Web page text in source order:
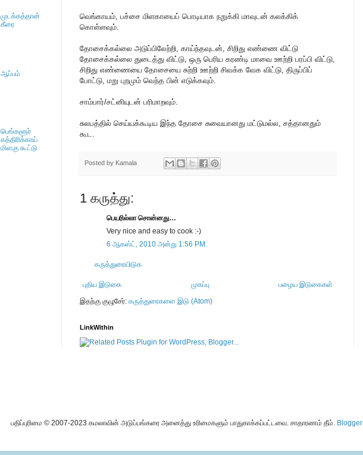
வெங்காயம், பச்சை மிளகாயைப் பொடியாக நறுக்கி மாவுடன் கலக்கிக்
கொள்ளவும்.
தோசைக்கல்லை அடுப்பிலேற்றி, காய்ந்தவுடன், சிறிது எண்ணை விட்டு
தோசைக்கல்லை துடைத்து விட்டு, ஒரு பெரிய கரண்டி மாவை ஊற்றி பரப்பி விட்டு,
சிறிது எண்ணையை தோசையை சுற்றி ஊற்றி சிவக்க வேக விட்டு, திருப்பிப்
போட்டு, மறு புறமும் வெந்த பின் எடுக்கவும்.
சாம்பார்/சட்னியுடன் பரிமாறவும்.
சுலபத்தில் செய்யக்கூடிய இந்த தோசை சுவையானது மட்டுமல்ல, சத்தானதும்
கூட.
Posted by Kamala
1 கருத்து:
பெயரில்லா சொன்னது…
Very nice and easy to cook :-)
6 ஆகஸ்ட், 2010 அன்று 1:56 PM
கருத்துரையிடுக
புதிய இடுகை பழைய இடுகைகள்
முகப்பு
இதற்கு குழுசேர்: கருத்துரைகளை இடு (Atom)
LinkWithin
முடக்கத்தான்
கீரை
ஆப்பம்
பெங்களூர்
கத்திரிக்காய்
மிளகு கூட்டு
பதிப்புரிமை © 2007-2023 கமலாவின் அடுப்பங்கரை அனைத்து உரிமைகளும் பாதுகாக்கப்பட்டவை. சாதாரணம் தீம். Blogger